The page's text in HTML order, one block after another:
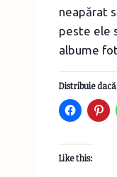
neapărat
peste ele
albume
Distribuie
Like this: